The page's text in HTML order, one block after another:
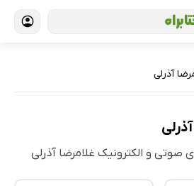
آذرلی
و الکترونیک غلامرضا آذرلی